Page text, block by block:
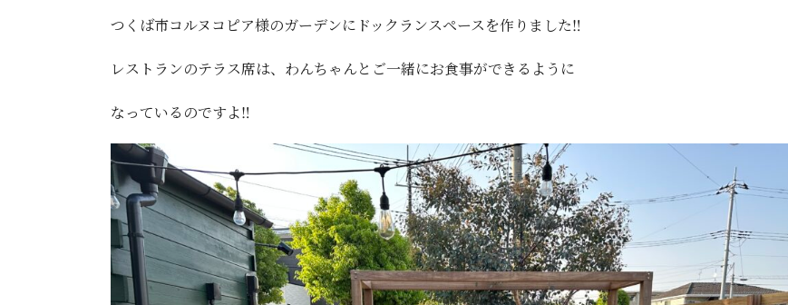
つくば市コルヌコピア様のガーデンにドックランスペースを作りました‼️
レストランのテラス席は、わんちゃんとご一緒にお食事ができるように
なっているのですよ‼️